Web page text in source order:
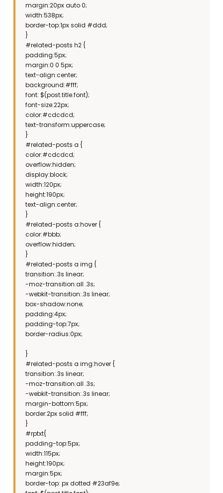
margin:20px auto 0;
width:538px;
border-top:1px solid #ddd;
}
#related-posts h2 {
padding:5px;
margin:0 0 5px;
text-align:center;
background:#fff;
font: $(post.title.font);
font-size:22px;
color:#cdcdcd;
text-transform:uppercase;
}
#related-posts a {
color:#cdcdcd;
overflow:hidden;
display:block;
width:120px;
height:190px;
text-align:center;
}
#related-posts a:hover {
color:#bbb;
overflow:hidden;
}
#related-posts a img {
transition:.3s linear;
-moz-transition:all .3s;
-webkit-transition:.3s linear;
box-shadow:none;
padding:4px;
padding-top:7px;
border-radius:0px;
}
#related-posts a img:hover {
transition:.3s linear;
-moz-transition:all .3s;
-webkit-transition:.3s linear;
margin-bottom:5px;
border:2px solid #fff;
}
#rptxt{
padding-top:5px;
width:115px;
height:190px;
margin:5px;
border-top: px dotted #23af9e;